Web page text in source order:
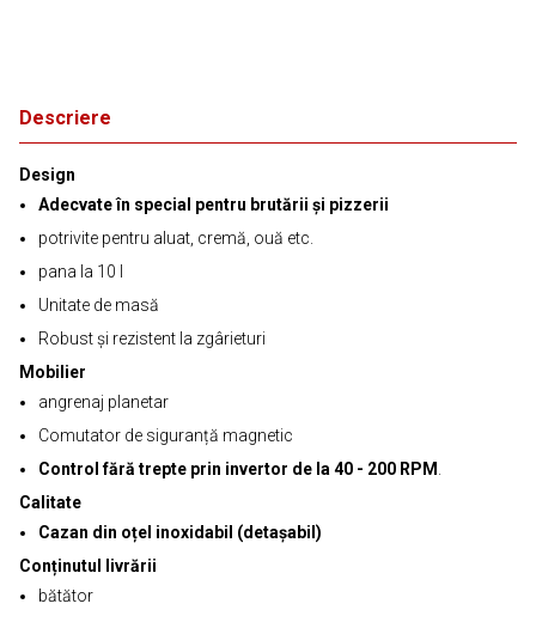
Descriere
Design
Adecvate în special pentru brutării şi pizzerii
potrivite pentru aluat, cremă, ouă etc.
pana la 10 l
Unitate de masă
Robust și rezistent la zgârieturi
Mobilier
angrenaj planetar
Comutator de siguranță magnetic
Control fără trepte prin invertor de la 40 - 200 RPM
Calitate
Cazan din oțel inoxidabil (detașabil)
Conținutul livrării
bătător